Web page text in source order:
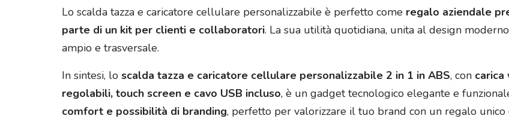
Lo scalda tazza e caricatore cellulare personalizzabile è perfetto come regalo aziendale
parte di un kit per clienti e collaboratori. La sua utilità quotidiana, unita al design
ampio e trasversale.
In sintesi, lo scalda tazza e caricatore cellulare personalizzabile 2 in 1 in ABS, con
regolabili, touch screen e cavo USB incluso, è un gadget tecnologico elegante e
comfort e possibilità di branding, perfetto per valorizzare il tuo brand con un regalo unico